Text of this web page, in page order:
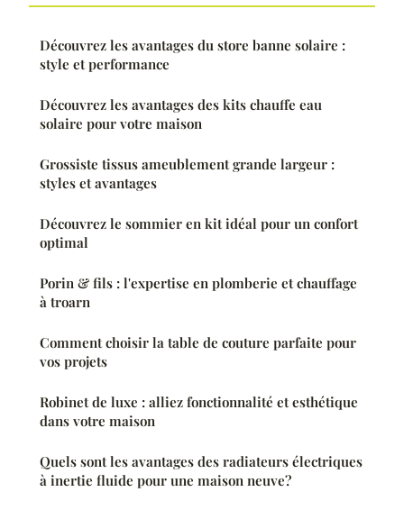
Découvrez les avantages du store banne solaire :
style et performance
Découvrez les avantages des kits chauffe eau
solaire pour votre maison
Grossiste tissus ameublement grande largeur :
styles et avantages
Découvrez le sommier en kit idéal pour un confort
optimal
Porin & fils : l'expertise en plomberie et chauffage
à troarn
Comment choisir la table de couture parfaite pour
vos projets
Robinet de luxe : alliez fonctionnalité et esthétique
dans votre maison
Quels sont les avantages des radiateurs électriques
à inertie fluide pour une maison neuve?